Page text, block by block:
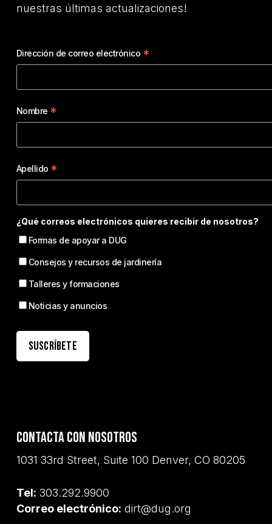
nuestras últimas actualizaciones!
Dirección de correo electrónico *
Nombre *
Apellido *
¿Qué correos electrónicos quieres recibir de nosotros?
Formas de apoyar a DUG
Consejos y recursos de jardinería
Talleres y formaciones
Noticias y anuncios
Contacta con nosotros
1031 33rd Street, Suite 100 Denver, CO 80205
Tel: 303.292.9900
Correo electrónico: dirt@dug.org